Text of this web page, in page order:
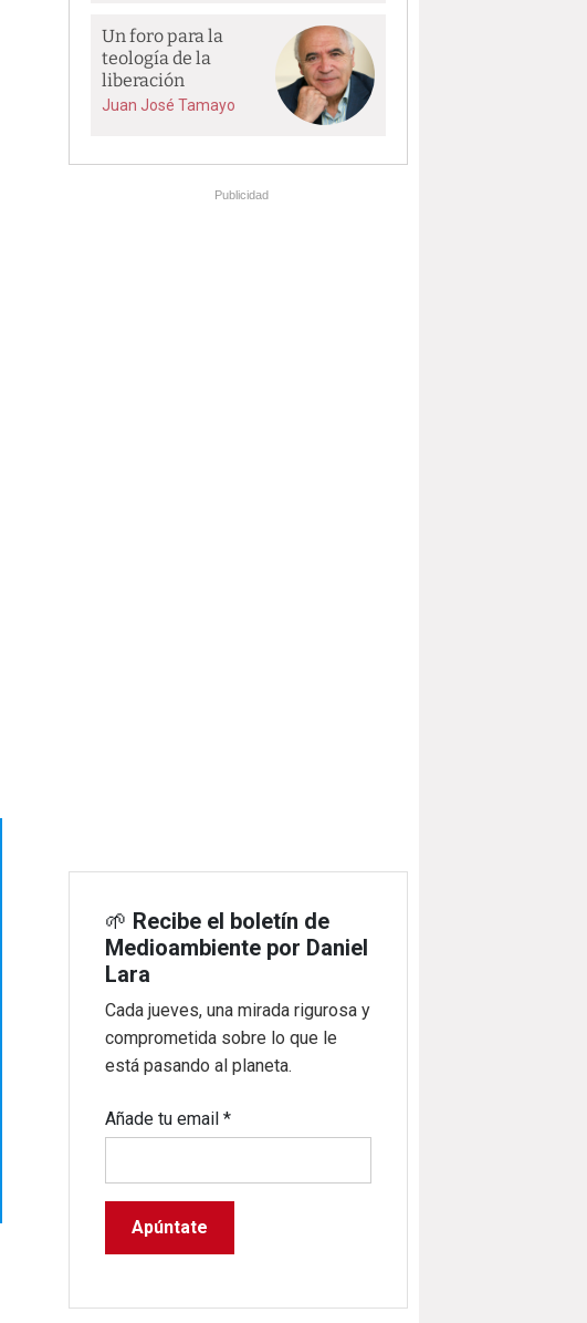
Un foro para la
teología de la
liberación
Juan José Tamayo
Publicidad
🌱 Recibe el boletín de
Medioambiente por Daniel
Lara
Cada jueves, una mirada rigurosa y
comprometida sobre lo que le
está pasando al planeta.
Añade tu email*